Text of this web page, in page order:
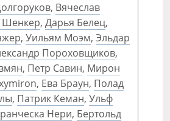
, Вячеслав
Шенкер, Дарья Белец,
, Уильям Моэм, Эльдар
Пороховщиков,
, Петр Савин, Мирон
, Ева Браун, Полад
, Патрик Кеман, Ульф
Нери, Бертольд